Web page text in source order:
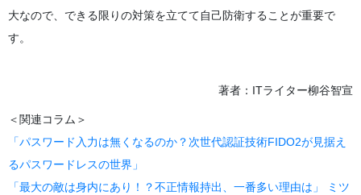
大なので、できる限りの対策を立てて自己防衛することが重要で
す。
著者：ITライター柳谷智宣
＜関連コラム＞
「パスワード入力は無くなるのか？次世代認証技術FIDO2が見据え
るパスワードレスの世界」
「最大の敵は身内にあり！？不正情報持出、一番多い理由は」 ミツ